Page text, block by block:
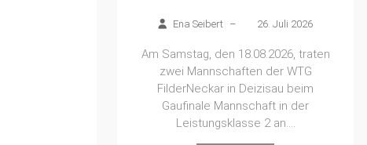
Ena Seibert – 26. Juli 2026
Am Samstag, den 18.08.2026, traten
zwei Mannschaften der WTG
FilderNeckar in Deizisau beim
Gaufinale Mannschaft in der
Leistungsklasse 2 an....